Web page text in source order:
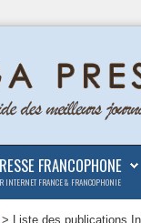
FRANCOPHONE
INTERNET FRANCE & FRANCOPHONIE
> Liste des publications